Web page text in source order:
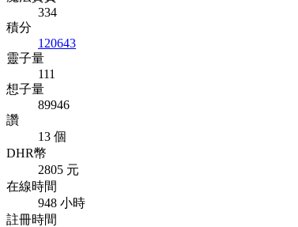
334
積分
120643
靈子量
111
想子量
89946
讚
13 個
DHR幣
2805 元
在線時間
948 小時
註冊時間